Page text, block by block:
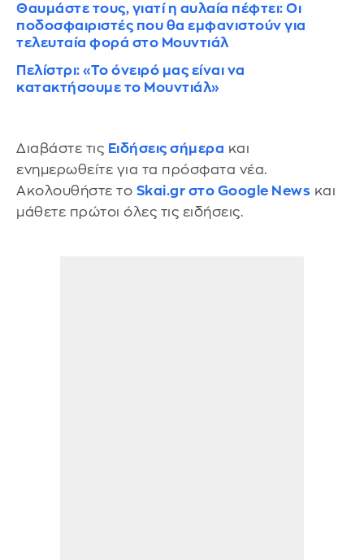
Θαυμάστε τους, γιατί η αυλαία πέφτει: Οι
ποδοσφαιριστές που θα εμφανιστούν για
τελευταία φορά στο Μουντιάλ
Πελίστρι: «Το όνειρό μας είναι να
κατακτήσουμε το Μουντιάλ»
Διαβάστε τις Ειδήσεις σήμερα και
ενημερωθείτε για τα πρόσφατα νέα.
Ακολουθήστε το Skai.gr στο Google News και
μάθετε πρώτοι όλες τις ειδήσεις.